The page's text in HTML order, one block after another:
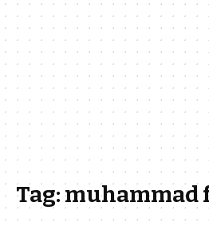
Tag:muhammad